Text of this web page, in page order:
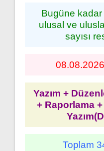
Bugüne kadar
ulusal ve
sayısı
Yazım +
+ Raporlama
Toplam